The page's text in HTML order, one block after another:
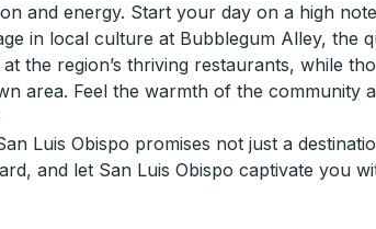
and energy. Start your day on a high
in local culture at Bubblegum Alley, the
the region’s thriving restaurants, while
area. Feel the warmth of the
Luis Obispo promises not just a
and let San Luis Obispo captivate you